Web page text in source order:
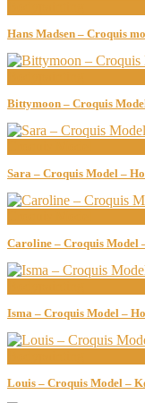
Hans Madsen – Croquis
Bittymoon – Croquis
Sara – Croquis Model –
Caroline – Croquis Model
Isma – Croquis Model –
Louis – Croquis Model –